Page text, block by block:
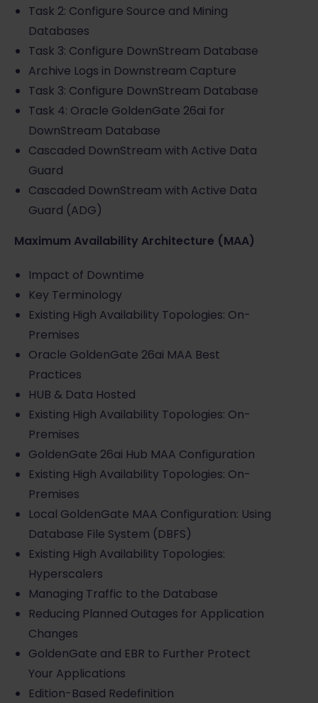
Task 2: Configure Source and Mining
Databases
Task 3: Configure DownStream Database
Archive Logs in Downstream Capture
Task 3: Configure DownStream Database
Task 4: Oracle GoldenGate 26ai for
DownStream Database
Cascaded DownStream with Active Data
Guard
Cascaded DownStream with Active Data
Guard (ADG)
Maximum Availability Architecture (MAA)
Impact of Downtime
Key Terminology
Existing High Availability Topologies: On-
Premises
Oracle GoldenGate 26ai MAA Best
Practices
HUB & Data Hosted
Existing High Availability Topologies: On-
Premises
GoldenGate 26ai Hub MAA Configuration
Existing High Availability Topologies: On-
Premises
Local GoldenGate MAA Configuration: Using
Database File System (DBFS)
Existing High Availability Topologies:
Hyperscalers
Managing Traffic to the Database
Reducing Planned Outages for Application
Changes
GoldenGate and EBR to Further Protect
Your Applications
Edition-Based Redefinition